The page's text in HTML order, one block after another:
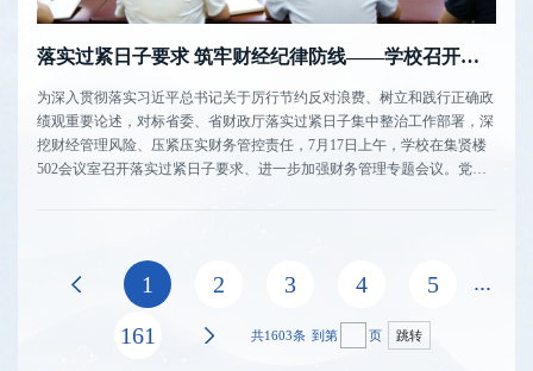
落实过紧日子要求 筑牢财经纪律防线——学校召开进一步加强财务管理专题会议
为深入贯彻落实习近平总书记关于厉行节约反对浪费、树立和践行正确政
绩观重要论述，对标省委、省财政厅落实过紧日子集中整治工作部署，深
挖财经管理风险、压紧压实财务管控责任，7月17日上午，学校在集贤楼
502会议室召开落实过紧日子要求、进一步加强财务管理专题会议。党委
上页 1 2 3 4 5 ...
161 下页 共1603条 到第 页 跳转